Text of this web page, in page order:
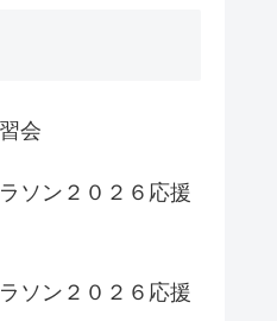
会
ソン２０２６応援
ソン２０２６応援